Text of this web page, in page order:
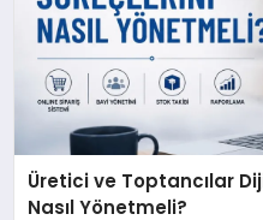
Üretici ve Toptancılar
Nasıl Yönetmeli?